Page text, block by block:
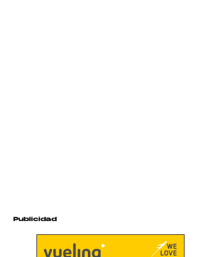
Publicidad